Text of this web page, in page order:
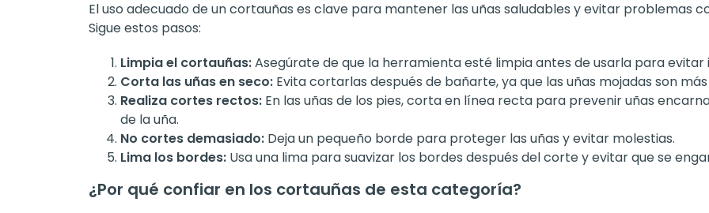
El uso adecuado de un cortauñas es clave para mantener las uñas saludables y evitar problemas
Sigue estos pasos:
Limpia el cortauñas:Asegúrate de que la herramienta esté limpia antes de usarla para evitar
Corta las uñas en seco: Evita cortarlas después de bañarte, ya que las uñas mojadas son
Realiza cortes rectos: En las uñas de los pies, corta en línea recta para prevenir uñas
de la uña.
No cortes demasiado: Deja un pequeño borde para proteger las uñas y evitar molestias.
Lima los bordes: Usa una lima para suavizar los bordes después del corte y evitar que se
¿Por qué confiar en los cortauñas de esta categoría?